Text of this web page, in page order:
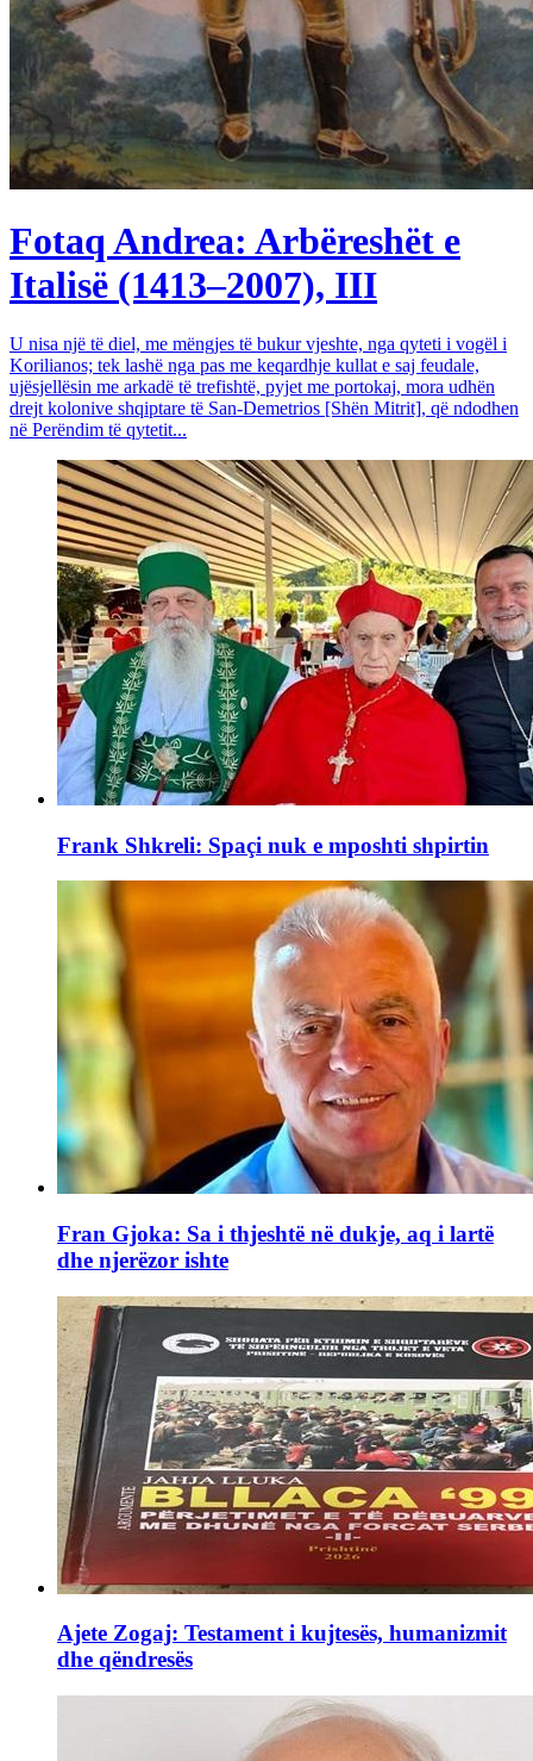
Fotaq Andrea: Arbëreshët e
Italisë (1413–2007), III
U nisa një të diel, me mëngjes të bukur vjeshte, nga qyteti i vogël i
Korilianos; tek lashë nga pas me keqardhje kullat e saj feudale,
ujësjellësin me arkadë të trefishtë, pyjet me portokaj, mora udhën
drejt kolonive shqiptare të San-Demetrios [Shën Mitrit], që ndodhen
në Perëndim të qytetit...
Frank Shkreli: Spaçi nuk e mposhti shpirtin
Fran Gjoka: Sa i thjeshtë në dukje, aq i lartë
dhe njerëzor ishte
Ajete Zogaj: Testament i kujtesës, humanizmit
dhe qëndresës